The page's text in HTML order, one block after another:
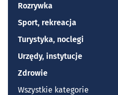
Rozrywka
Sport, rekreacja
Turystyka, noclegi
Urzędy, instytucje
Zdrowie
Wszystkie kategorie